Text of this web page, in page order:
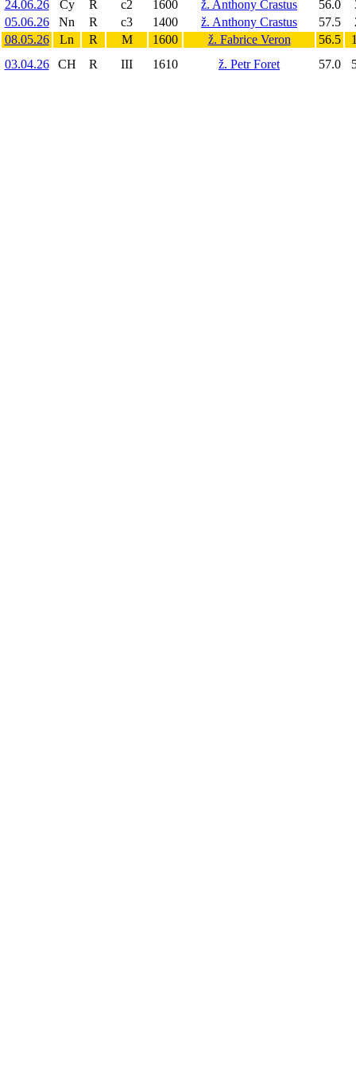
24.06.26
Cy R c2 1600 ž. Anthony Crastus 56.0
05.06.26
Nn R c3 1400 ž. Anthony Crastus 57.5
08.05.26
Ln R M 1600 ž. Fabrice Veron 56.5
03.04.26
CH R III 1610 ž. Petr Foret 57.0